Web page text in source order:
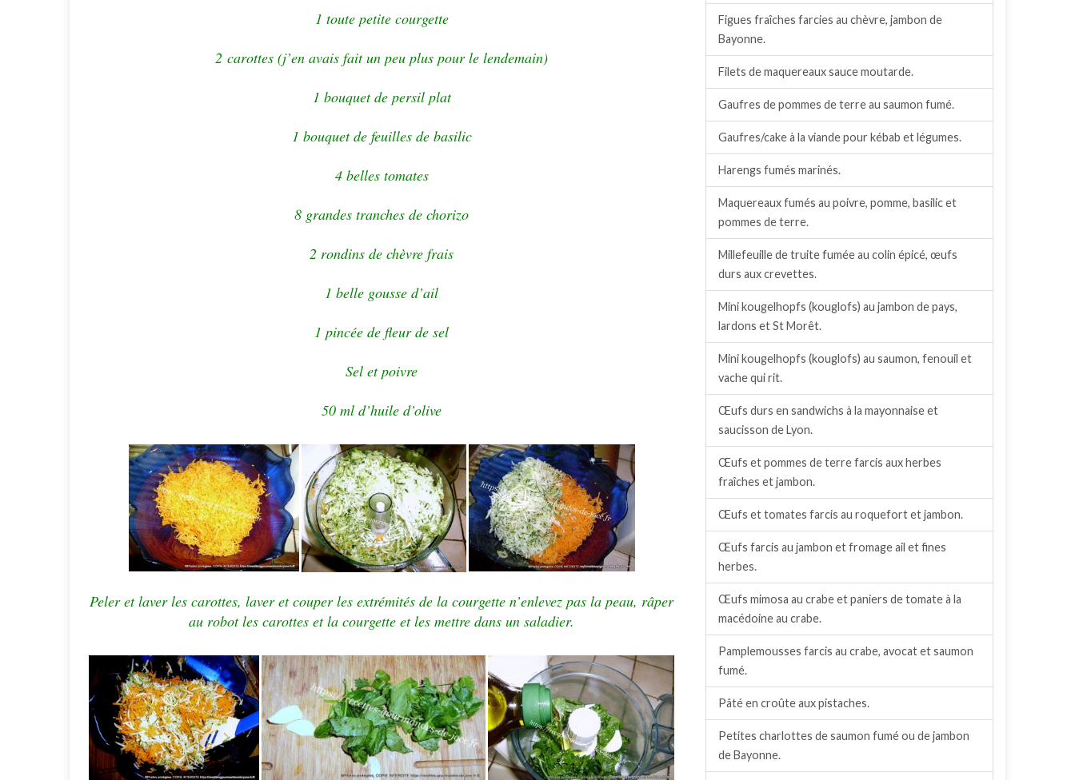
1 toute petite courgette
2 carottes (j’en avais fait un peu plus pour le lendemain)
1 bouquet de persil plat
1 bouquet de feuilles de basilic
4 belles tomates
8 grandes tranches de chorizo
2 rondins de chèvre frais
1 belle gousse d’ail
1 pincée de fleur de sel
Sel et poivre
50 ml d’huile d’olive
Peler et laver les carottes, laver et couper les extrémités de la courgette n’enlevez pas la peau, râper
au robot les carottes et la courgette et les mettre dans un saladier.
Figues fraîches farcies au chèvre, jambon de
Bayonne.
Filets de maquereaux sauce moutarde.
Gaufres de pommes de terre au saumon fumé.
Gaufres/cake à la viande pour kébab et légumes.
Harengs fumés marinés.
Maquereaux fumés au poivre, pomme, basilic et
pommes de terre.
Millefeuille de truite fumée au colin épicé, œufs
durs aux crevettes.
Mini kougelhopfs (kouglofs) au jambon de pays,
lardons et St Morêt.
Mini kougelhopfs (kouglofs) au saumon, fenouil et
vache qui rit.
Œufs durs en sandwichs à la mayonnaise et
saucisson de Lyon.
Œufs et pommes de terre farcis aux herbes
fraîches et jambon.
Œufs et tomates farcis au roquefort et jambon.
Œufs farcis au jambon et fromage ail et fines
herbes.
Œufs mimosa au crabe et paniers de tomate à la
macédoine au crabe.
Pamplemousses farcis au crabe, avocat et saumon
fumé.
Pâté en croûte aux pistaches.
Petites charlottes de saumon fumé ou de jambon
de Bayonne.